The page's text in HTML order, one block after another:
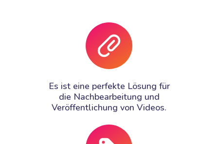
Es ist eine perfekte Lösung für
die Nachbearbeitung und
Veröffentlichung von Videos.